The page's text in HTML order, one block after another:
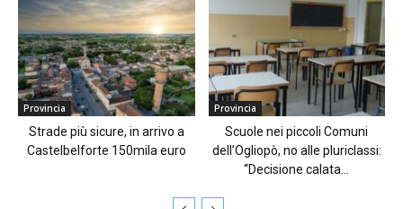
Provincia
Strade più sicure, in arrivo a
Castelbelforte 150mila euro
Provincia
Scuole nei piccoli Comuni
dell’Ogliopò, no alle pluriclassi:
“Decisione calata...